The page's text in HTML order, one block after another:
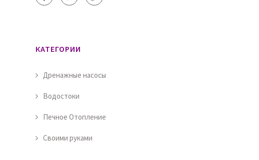
КАТЕГОРИИ
Дренажные насосы
Водостоки
Печное Отопление
Своими руками